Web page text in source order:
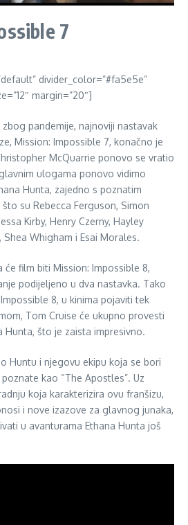
7
divider_color=”#fa5e5e”
margin=”20″]
pandemije, najnoviji nastavak
Mission: Impossible 7, konačno je
McQuarrie ponovo se vratio
ulogama ponovo vidimo
Hunta, zajedno s poznatim
su Rebecca Ferguson, Simon
Kirby, Henry Czerny, Hayley
Whigham i Esai Morales.
film biti Mission: Impossible 8,
podijeljeno u dva nastavka. Tako
8, u kinima pojaviti tek
Tom Cruise će ukupno provesti
Hunta, što je zaista impresivno.
Huntu i njegovu ekipu koja se bori
kao “The Apostles”. Uz
koja karakterizira ovu franšizu,
i nove izazove za glavnog junaka,
u avanturama Ethana Hunta još